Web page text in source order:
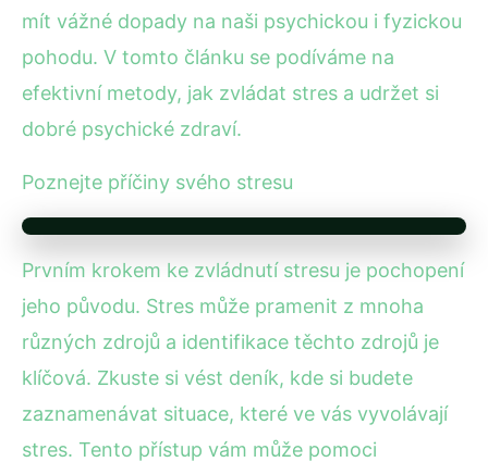
mít vážné dopady na naši psychickou i fyzickou
pohodu. V tomto článku se podíváme na
efektivní metody, jak zvládat stres a udržet si
dobré psychické zdraví.
Poznejte příčiny svého stresu
Prvním krokem ke zvládnutí stresu je pochopení
jeho původu. Stres může pramenit z mnoha
různých zdrojů a identifikace těchto zdrojů je
klíčová. Zkuste si vést deník, kde si budete
zaznamenávat situace, které ve vás vyvolávají
stres. Tento přístup vám může pomoci